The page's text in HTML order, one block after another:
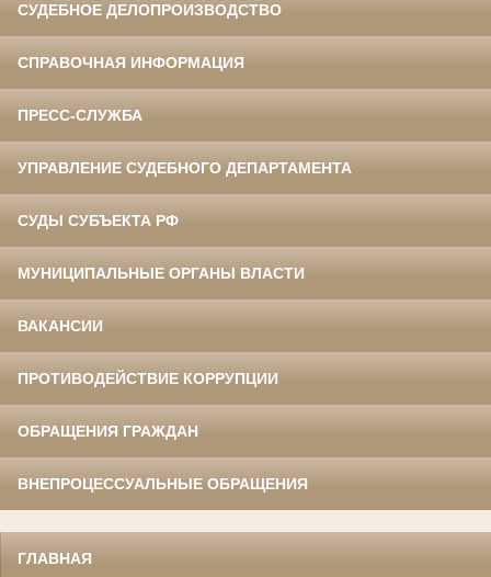
СУДЕБНОЕ ДЕЛОПРОИЗВОДСТВО
СПРАВОЧНАЯ ИНФОРМАЦИЯ
ПРЕСС-СЛУЖБА
УПРАВЛЕНИЕ СУДЕБНОГО ДЕПАРТАМЕНТА
СУДЫ СУБЪЕКТА РФ
МУНИЦИПАЛЬНЫЕ ОРГАНЫ ВЛАСТИ
ВАКАНСИИ
ПРОТИВОДЕЙСТВИЕ КОРРУПЦИИ
ОБРАЩЕНИЯ ГРАЖДАН
ВНЕПРОЦЕССУАЛЬНЫЕ ОБРАЩЕНИЯ
ГЛАВНАЯ